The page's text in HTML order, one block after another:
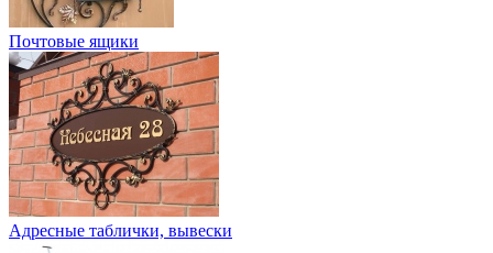
Почтовые ящики
Адресные таблички, вывески